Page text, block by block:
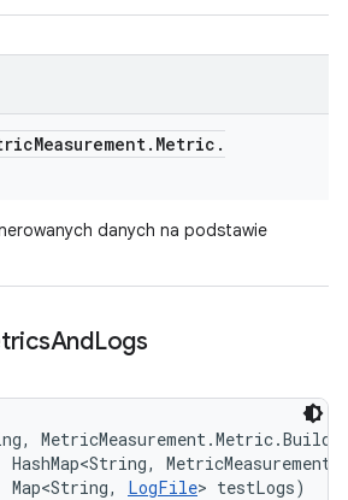
Measurement. Metric .
danych na podstawie
AndLogs
HashMap<String,
Map<String,
LogFile> testLogs)